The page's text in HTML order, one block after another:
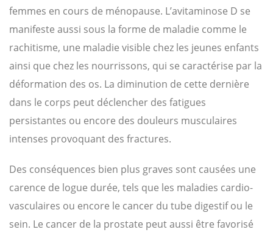
femmes en cours de ménopause. L’avitaminose D se
manifeste aussi sous la forme de maladie comme le
rachitisme, une maladie visible chez les jeunes enfants
ainsi que chez les nourrissons, qui se caractérise par la
déformation des os. La diminution de cette dernière
dans le corps peut déclencher des fatigues
persistantes ou encore des douleurs musculaires
intenses provoquant des fractures.
Des conséquences bien plus graves sont causées une
carence de logue durée, tels que les maladies cardio-
vasculaires ou encore le cancer du tube digestif ou le
sein. Le cancer de la prostate peut aussi être favorisé